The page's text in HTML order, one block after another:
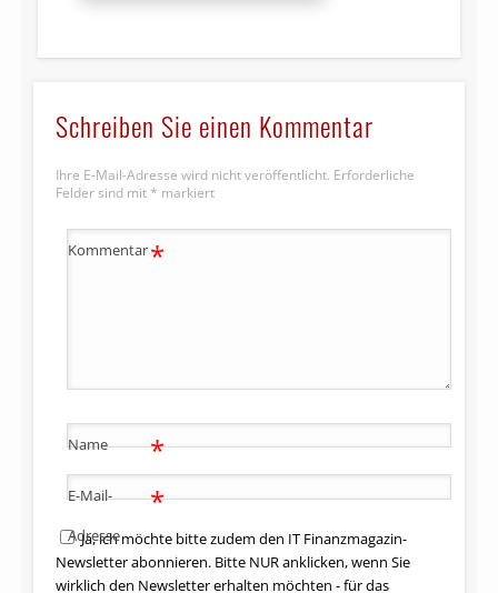
Schreiben Sie einen Kommentar
Ihre E-Mail-Adresse wird nicht veröffentlicht. Erforderliche
Felder sind mit * markiert
Kommentar*
Name *
E-Mail-
Adresse
*
Ja, ich möchte bitte zudem den IT Finanzmagazin-
Newsletter abonnieren. Bitte NUR anklicken, wenn Sie
wirklich den Newsletter erhalten möchten - für das